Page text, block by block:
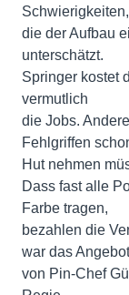
Schwierigkeiten,
die der Aufbau
unterschätzt.
Springer kostet
vermutlich
die Jobs.
Fehlgriffen
Hut nehmen
Dass fast alle
Farbe tragen,
bezahlen die
war das Angebot
von Pin-Chef